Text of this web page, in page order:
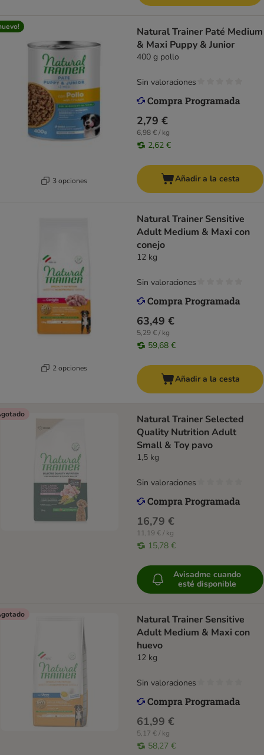
3 opciones
Natural Trainer Paté Medium
& Maxi Puppy & Junior
400 g pollo
2,79 €
6,98 € / kg
2,62 €
Sin valoraciones
Añadir a la cesta
2 opciones
Natural Trainer Sensitive
Adult Medium & Maxi con
conejo
12 kg
63,49 €
5,29 € / kg
59,68 €
Sin valoraciones
Añadir a la cesta
Natural Trainer Selected
Quality Nutrition Adult
Small & Toy pavo
1,5 kg
16,79 €
11,19 € / kg
15,78 €
Sin valoraciones
Avisadme cuando
esté disponible
Natural Trainer Sensitive
Adult Medium & Maxi con
huevo
12 kg
61,99 €
5,17 € / kg
58,27 €
Sin valoraciones